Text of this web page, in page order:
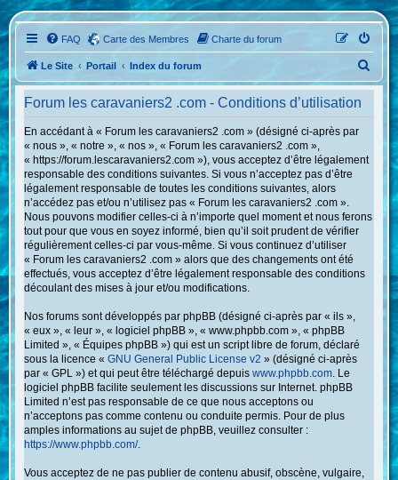
FAQ Carte des Membres Charte du forum
Le Site Portail Index du forum
e
h
Forum les caravaniers2 .com - Conditions d’utilisation
En accédant à « Forum les caravaniers2 .com » (désigné ci-après par
« nous », « notre », « nos », « Forum les caravaniers2 .com »,
« https://forum.lescaravaniers2.com »), vous acceptez d’être légalement
responsable des conditions suivantes. Si vous n’acceptez pas d’être
légalement responsable de toutes les conditions suivantes, alors
n’accédez pas et/ou n’utilisez pas « Forum les caravaniers2 .com ».
Nous pouvons modifier celles-ci à n’importe quel moment et nous ferons
tout pour que vous en soyez informé, bien qu’il soit prudent de vérifier
régulièrement celles-ci par vous-même. Si vous continuez d’utiliser
« Forum les caravaniers2 .com » alors que des changements ont été
effectués, vous acceptez d’être légalement responsable des conditions
découlant des mises à jour et/ou modifications.
Nos forums sont développés par phpBB (désigné ci-après par « ils »,
« eux », « leur », « logiciel phpBB », « www.phpbb.com », « phpBB
Limited », « Équipes phpBB ») qui est un script libre de forum, déclaré
sous la licence «GNU General Public License v2 » (désigné ci-après
par « GPL ») et qui peut être téléchargé depuiswww.phpbb.com. Le
logiciel phpBB facilite seulement les discussions sur Internet. phpBB
Limited n’est pas responsable de ce que nous acceptons ou
n’acceptons pas comme contenu ou conduite permis. Pour de plus
amples informations au sujet de phpBB, veuillez consulter :
https://www.phpbb.com/.
Vous acceptez de ne pas publier de contenu abusif, obscène, vulgaire,